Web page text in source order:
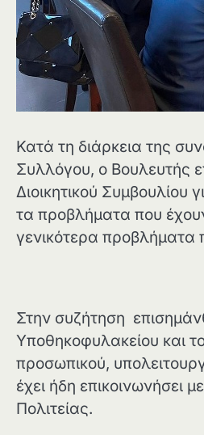
Κατά τη διάρκεια της
Συλλόγου, ο Βουλευτής
Διοικητικού
τα προβλήματα που
γενικότερα προβλήματα
Στην συζήτηση
Υποθηκοφυλακείου και
προσωπικού,
έχει ήδη επικοινωνήσει
Πολιτείας.